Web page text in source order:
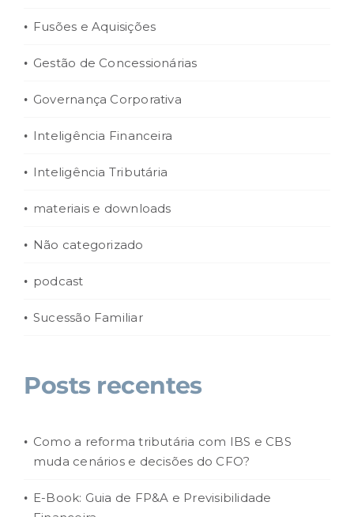
Fusões e Aquisições
Gestão de Concessionárias
Governança Corporativa
Inteligência Financeira
Inteligência Tributária
materiais e downloads
Não categorizado
podcast
Sucessão Familiar
Posts recentes
Como a reforma tributária com IBS e CBS
muda cenários e decisões do CFO?
E-Book: Guia de FP&A e Previsibilidade